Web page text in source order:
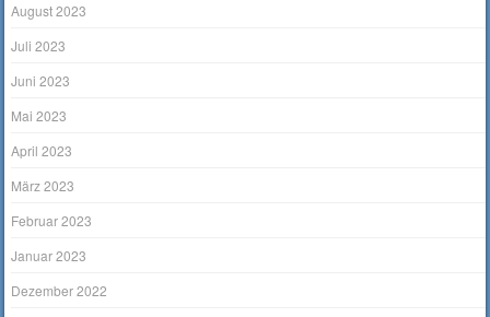
August 2023
Juli 2023
Juni 2023
Mai 2023
April 2023
März 2023
Februar 2023
Januar 2023
Dezember 2022